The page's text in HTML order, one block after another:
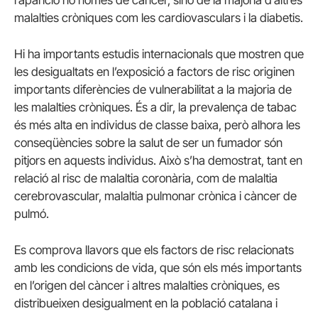
malalties cròniques com les cardiovasculars i la diabetis.
Hi ha importants estudis internacionals que mostren que
les desigualtats en l’exposició a factors de risc originen
importants diferències de vulnerabilitat a la majoria de
les malalties cròniques. És a dir, la prevalença de tabac
és més alta en individus de classe baixa, però alhora les
conseqüències sobre la salut de ser un fumador són
pitjors en aquests individus. Això s’ha demostrat, tant en
relació al risc de malaltia coronària, com de malaltia
cerebrovascular, malaltia pulmonar crònica i càncer de
pulmó.
Es comprova llavors que els factors de risc relacionats
amb les condicions de vida, que són els més importants
en l’origen del càncer i altres malalties cròniques, es
distribueixen desigualment en la població catalana i